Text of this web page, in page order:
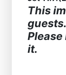
This
guests.
Please
it.